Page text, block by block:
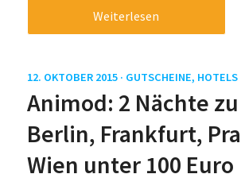
Weiterlesen
12. OKTOBER 2015 · GUTSCHEINE, HOTELS
Animod: 2 Nächte
Berlin, Frankfurt,
Wien unter 100 Euro